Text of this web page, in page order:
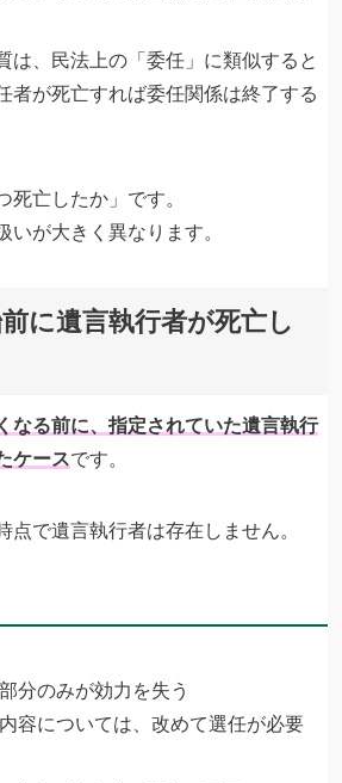
は、民法上の「委任」に類似すると
者が死亡すれば委任関係は終了する
死亡したか」です。
いが大きく異なります。
に遺言執行者が死亡し
なる前に、指定されていた遺言執行
ケースです。
点で遺言執行者は存在しません。
分のみが効力を失う
容については、改めて選任が必要